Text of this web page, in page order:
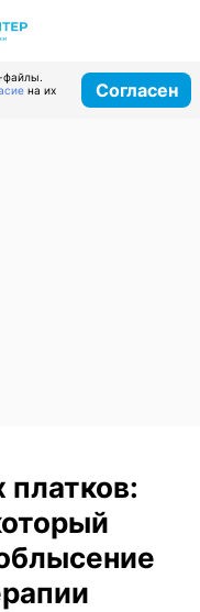
файлы.
на их
Согласен
платков: